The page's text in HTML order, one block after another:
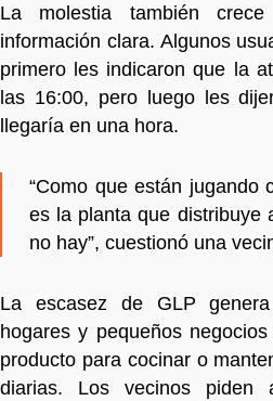
La molestia también
información clara. Algunos
primero les indicaron que la
las 16:00, pero luego les
llegaría en una hora.
“Como que están jugando
es la planta que distribuye
no hay”, cuestionó una
La escasez de GLP
hogares y pequeños
producto para cocinar o
diarias. Los vecinos piden